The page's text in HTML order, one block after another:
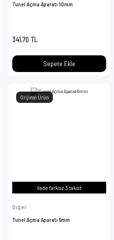
Tunel Açma Aparatı 10mm
341,70 TL
Sepete Ekle
Orijinal Ürün
Vade farksız 3 taksit
Diğer
Tunel Açma Aparatı 6mm